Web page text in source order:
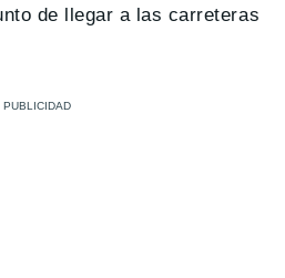
de llegar a las carreteras